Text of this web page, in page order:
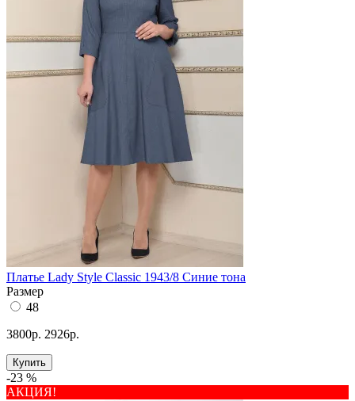
Платье Lady Style Classic 1943/8 Синие тона
Размер
48
3800р. 2926р.
Купить
-23 %
АКЦИЯ!